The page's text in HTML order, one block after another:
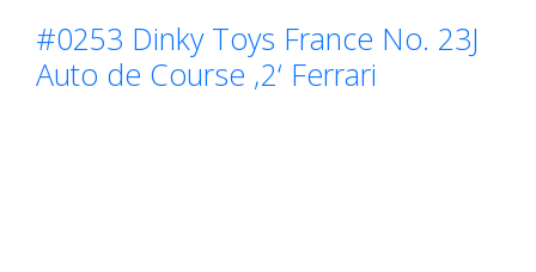
#0253 Dinky Toys France No. 23J
Auto de Course ‚2‘ Ferrari